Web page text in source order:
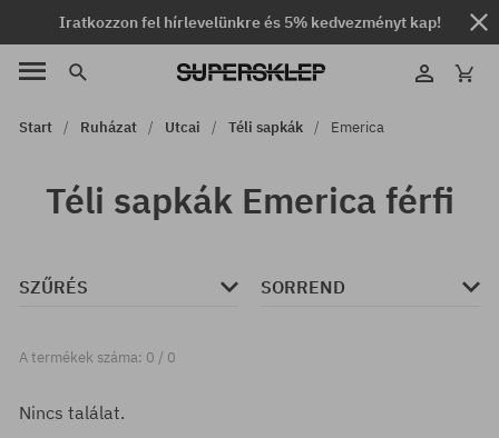
Iratkozzon fel hírlevelünkre és 5% kedvezményt kap!
Start Ruházat Utcai Téli sapkák Emerica
Téli sapkák Emerica férfi
SZŰRÉS SORREND
A termékek száma: 0 / 0
Nincs találat.